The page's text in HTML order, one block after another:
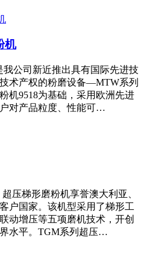
机
公司新近推出具有国际先进技
术产权的粉磨设备—MTW系列
机9518为基础，采用欧洲先进
对产品粒度、性能可…
压梯形磨粉机享誉澳大利亚、
户国家。该机型采用了梯形工
动增压等五项磨机技术，开创
水平。TGM系列超压…